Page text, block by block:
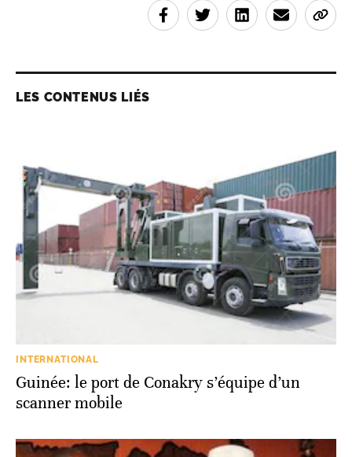
LES CONTENUS LIÉS
INTERNATIONAL
Guinée: le port de Conakry s’équipe d’un
scanner mobile